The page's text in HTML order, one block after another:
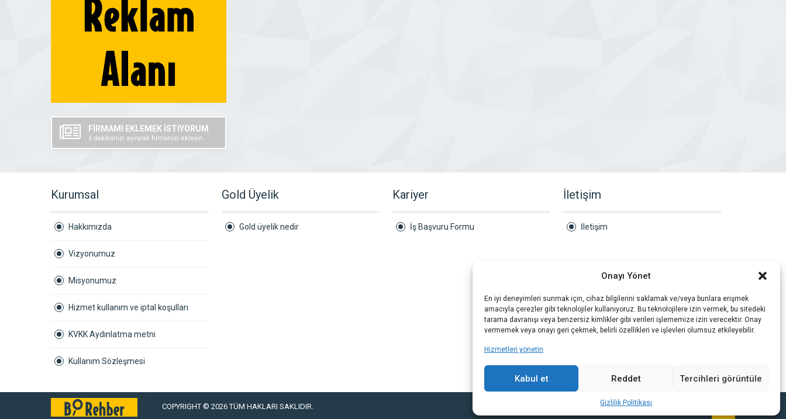
Onayı Yönet
En iyi deneyimleri sunmak için, cihaz bilgilerini saklamak ve/veya bunlara erişmek
amacıyla çerezler gibi teknolojiler kullanıyoruz. Bu teknolojilere izin vermek, bu sitedeki
tarama davranışı veya benzersiz kimlikler gibi verileri işlememize izin verecektir. Onay
vermemek veya onayı geri çekmek, belirli özellikleri ve işlevleri olumsuz etkileyebilir.
Hizmetleri yönetin
Kabul et Reddet Tercihleri görüntüle
Gizlilik Politikası
FİRMAMI EKLEMEK İSTİYORUM
5 dakikanızı ayırarak firmanızı ekleyin..
Kurumsal
Hakkımızda
Vizyonumuz
Misyonumuz
Hizmet kullanım ve iptal koşulları
KVKK Aydınlatma metni
Kullanım Sözleşmesi
Gold Üyelik
Gold üyelik nedir
Kariyer
İş Başvuru Formu
İletişim
İletişim
COPYRIGHT © 2026 TÜM HAKLARI SAKLIDIR.